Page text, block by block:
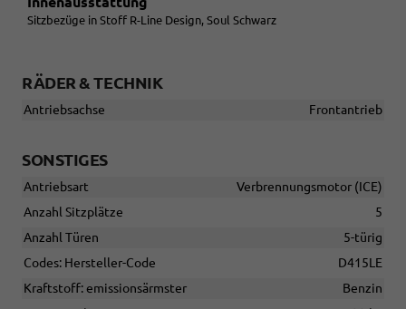
Sitzbezüge in Stoff R-Line Design, Soul Schwarz
RÄDER & TECHNIK
Antriebsachse Frontantrieb
SONSTIGES
Antriebsart
Verbrennungsmotor (ICE)
Anzahl Sitzplätze
5
Anzahl Türen
5-türig
Codes: Hersteller-Code
D415LE
Kraftstoff: emissionsärmster
Benzin